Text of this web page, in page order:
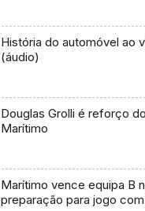
História do automóvel ao
(áudio)
Douglas Grolli é reforço do
Marítimo
Marítimo vence equipa B
preparação para jogo